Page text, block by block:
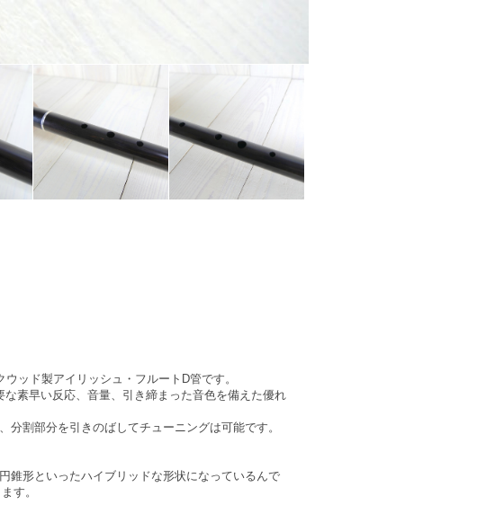
ッド製アイリッシュ・フルートD管です。
素早い反応、音量、引き締まった音色を備えた優れ
割部分を引きのばしてチューニングは可能です。
錐形といったハイブリッドな形状になっているんで
す。